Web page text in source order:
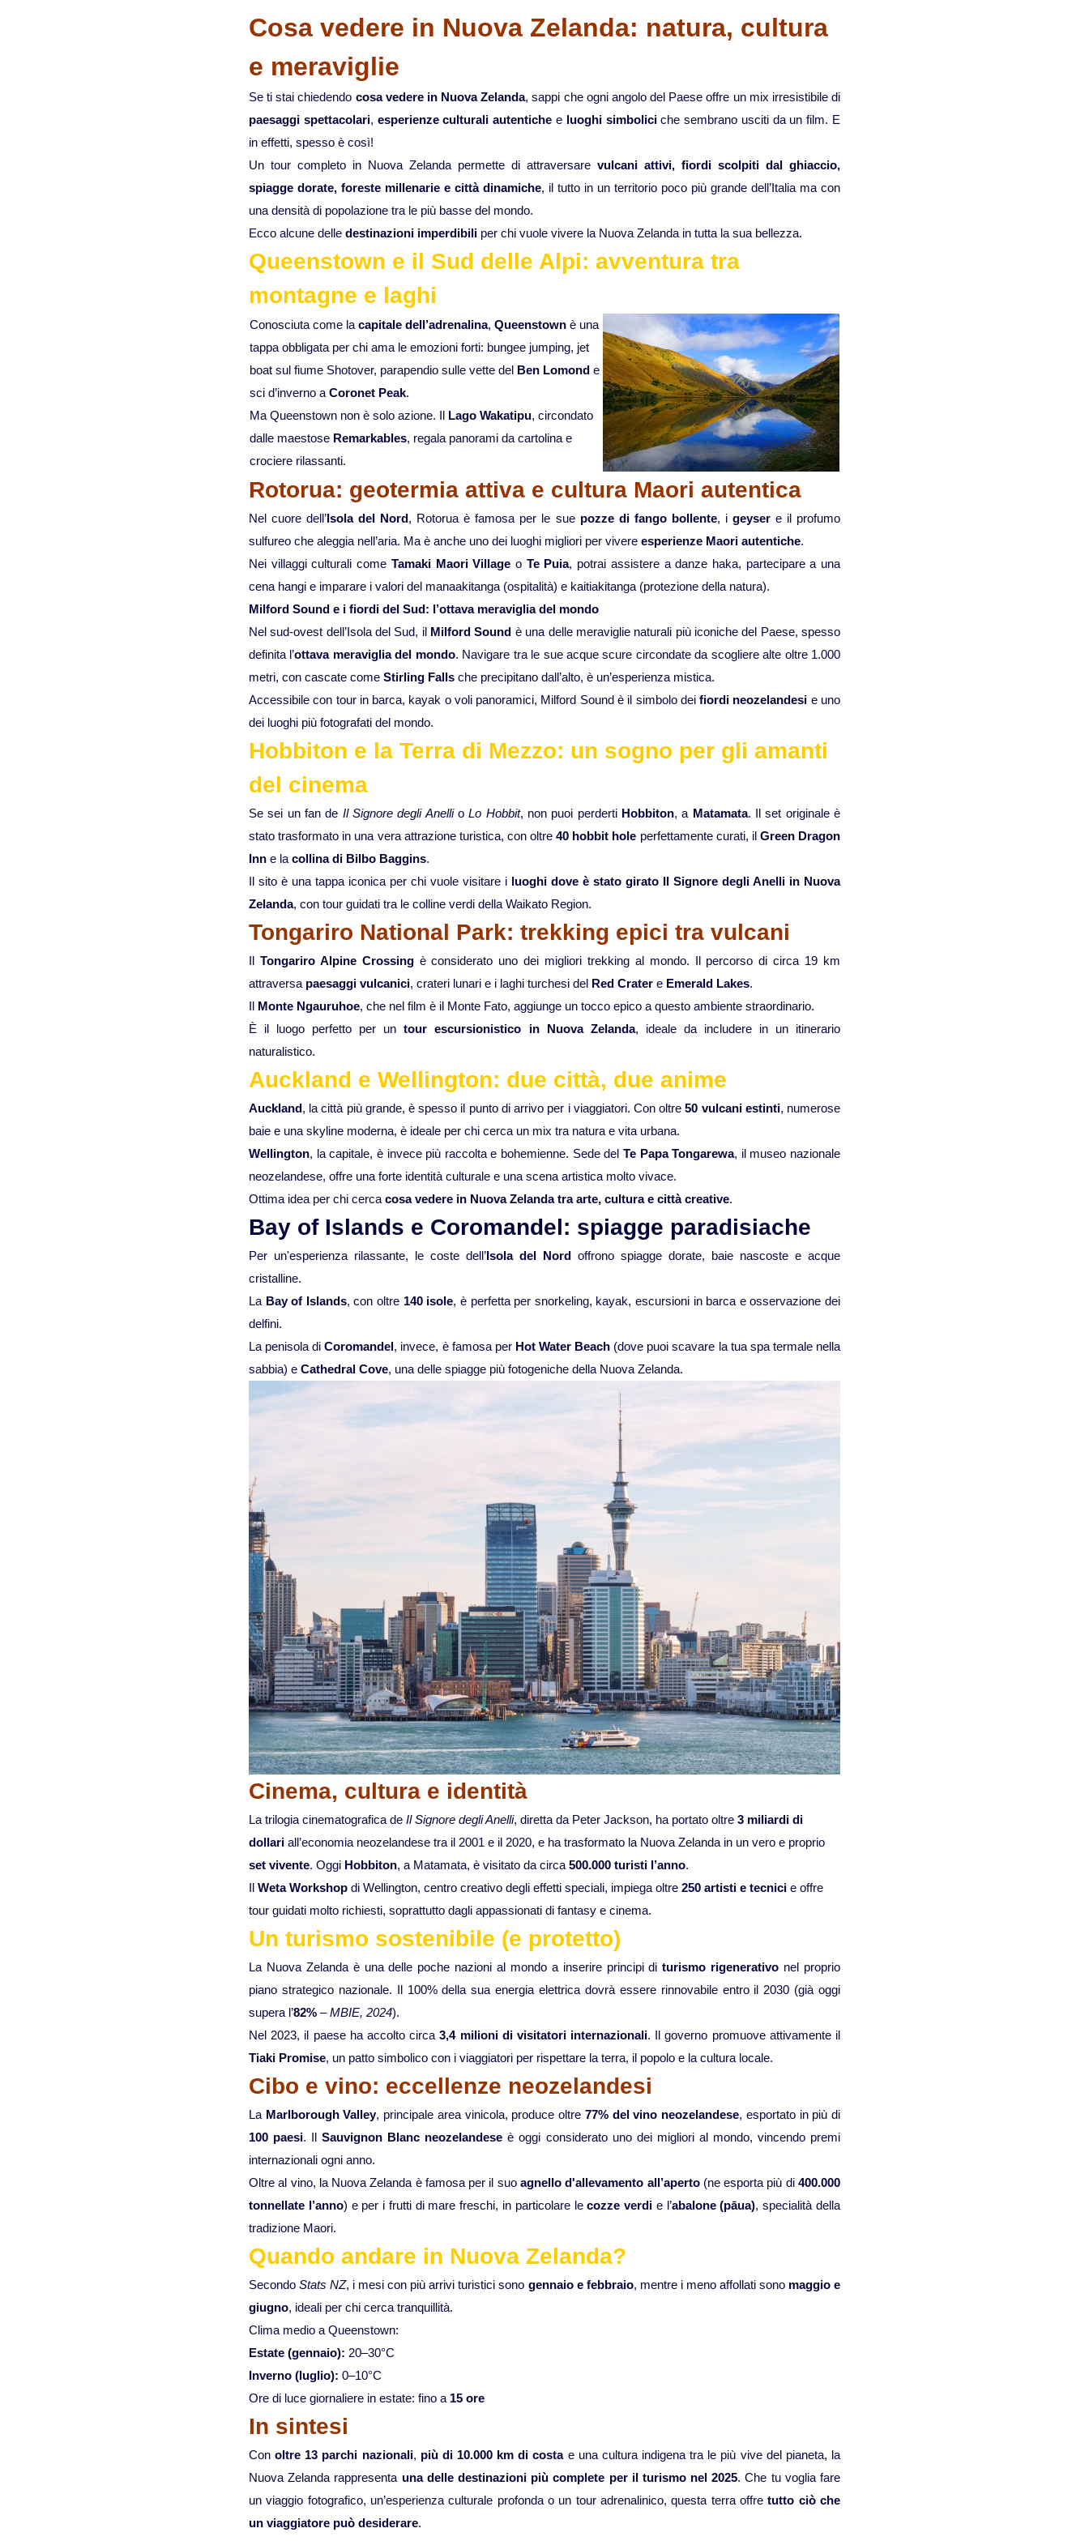
Viaggi in Mauritania
Viaggi in Mozambico e Kruger
Viaggi in Senegal
Viaggi in Kenya
Viaggi in Madagascar
Viaggi in Namibia
Viaggi in Sudafrica
Viaggi in Tanzania
Asia
Viaggi in Kazakistan
Viaggi in Kirghizistan
Viaggi in Mongolia
Viaggi in Nepal Tibet Bhutan
Viaggi in Sri Lanka
Viaggi in Cina
Viaggi in Giappone
Viaggi in Laos
Viaggi in Vietnam
Centro America
Viaggi in Costa Rica
Viaggi in Cuba
Viaggi in Guatemala
Viaggi in Messico
Viaggi in Isole Azzorre Portogallo
Viaggi in Norvegia Lapponia e nord Europa
Viaggi in Arabia Saudita
Viaggi in Oman
Viaggi in Alaska
Viaggi in Isole Cook
Cosa vedere in Nuova Zelanda: natura, cultura
e meraviglie
Se ti stai chiedendo cosa vedere in Nuova Zelanda, sappi che ogni angolo del Paese offre un mix irresistibile di
paesaggi spettacolari, esperienze culturali autentiche e luoghi simboliciche sembrano usciti da un film. E
in effetti, spesso è così!
Un tour completo in Nuova Zelanda permette di attraversare vulcani attivi, fiordi scolpiti dal ghiaccio,
spiagge dorate, foreste millenarie e città dinamiche, il tutto in un territorio poco più grande dell’Italia ma con
una densità di popolazione tra le più basse del mondo.
Ecco alcune delle destinazioni imperdibili per chi vuole vivere la Nuova Zelanda in tutta la sua bellezza.
Queenstown e il Sud delle Alpi: avventura tra
montagne e laghi
Conosciuta come la capitale dell’adrenalina, Queenstown è una
tappa obbligata per chi ama le emozioni forti: bungee jumping, jet
boat sul fiume Shotover, parapendio sulle vette del Ben Lomond e
sci d’inverno a Coronet Peak.
Ma Queenstown non è solo azione. Il Lago Wakatipu, circondato
dalle maestose Remarkables, regala panorami da cartolina e
crociere rilassanti.
Rotorua: geotermia attiva e cultura Maori autentica
Nel cuore dell’Isola del Nord, Rotorua è famosa per le sue pozze di fango bollente, i geysere il profumo
sulfureo che aleggia nell’aria. Ma è anche uno dei luoghi migliori per vivere esperienze Maori autentiche.
Nei villaggi culturali come Tamaki Maori Village o Te Puia, potrai assistere a danze haka, partecipare a una
cena hangi e imparare i valori del manaakitanga (ospitalità) e kaitiakitanga (protezione della natura).
Milford Sound e i fiordi del Sud: l’ottava meraviglia del mondo
Nel sud-ovest dell’Isola del Sud, il Milford Sound è una delle meraviglie naturali più iconiche del Paese, spesso
definita l’ottava meraviglia del mondo. Navigare tra le sue acque scure circondate da scogliere alte oltre 1.000
metri, con cascate come Stirling Falls che precipitano dall’alto, è un’esperienza mistica.
Accessibile con tour in barca, kayak o voli panoramici, Milford Sound è il simbolo deifiordi neozelandesi e uno
dei luoghi più fotografati del mondo.
Hobbiton e la Terra di Mezzo: un sogno per gli amanti
del cinema
Se sei un fan de Il Signore degli AnellioLo Hobbit, non puoi perderti Hobbiton, a Matamata. Il set originale è
stato trasformato in una vera attrazione turistica, con oltre40 hobbit hole perfettamente curati, il Green Dragon
Inn e la collina di Bilbo Baggins.
Il sito è una tappa iconica per chi vuole visitare i luoghi dove è stato girato Il Signore degli Anelli in Nuova
Zelanda, con tour guidati tra le colline verdi della Waikato Region.
Tongariro National Park: trekking epici tra vulcani
Il Tongariro Alpine Crossingè considerato uno dei migliori trekking al mondo. Il percorso di circa 19 km
attraversa paesaggi vulcanici, crateri lunari e i laghi turchesi del Red Crater e Emerald Lakes.
Il Monte Ngauruhoe, che nel film è il Monte Fato, aggiunge un tocco epico a questo ambiente straordinario.
È il luogo perfetto per untour escursionistico in Nuova Zelanda, ideale da includere in un itinerario
naturalistico.
Auckland e Wellington: due città, due anime
Auckland, la città più grande, è spesso il punto di arrivo per i viaggiatori. Con oltre50 vulcani estinti, numerose
baie e una skyline moderna, è ideale per chi cerca un mix tra natura e vita urbana.
Wellington, la capitale, è invece più raccolta e bohemienne. Sede del Te Papa Tongarewa, il museo nazionale
neozelandese, offre una forte identità culturale e una scena artistica molto vivace.
Ottima idea per chi cerca cosa vedere in Nuova Zelanda tra arte, cultura e città creative.
Bay of Islands e Coromandel: spiagge paradisiache
Per un'esperienza rilassante, le coste dell’Isola del Nord offrono spiagge dorate, baie nascoste e acque
cristalline.
La Bay of Islands, con oltre 140 isole, è perfetta per snorkeling, kayak, escursioni in barca e osservazione dei
delfini.
La penisola diCoromandel, invece, è famosa per Hot Water Beach (dove puoi scavare la tua spa termale nella
sabbia) e Cathedral Cove, una delle spiagge più fotogeniche della Nuova Zelanda.
Cinema, cultura e identità
La trilogia cinematografica de Il Signore degli Anelli, diretta da Peter Jackson, ha portato oltre 3 miliardi di
dollari all’economia neozelandese tra il 2001 e il 2020, e ha trasformato la Nuova Zelanda in un vero e proprio
set vivente. Oggi Hobbiton, a Matamata, è visitato da circa 500.000 turisti l’anno.
Il Weta Workshop di Wellington, centro creativo degli effetti speciali, impiega oltre 250 artisti e tecnici e offre
tour guidati molto richiesti, soprattutto dagli appassionati di fantasy e cinema.
Un turismo sostenibile (e protetto)
La Nuova Zelanda è una delle poche nazioni al mondo a inserire principi diturismo rigenerativo nel proprio
piano strategico nazionale. Il 100% della sua energia elettrica dovrà essere rinnovabile entro il 2030 (già oggi
supera l’82% –MBIE, 2024).
Nel 2023, il paese ha accolto circa3,4 milioni di visitatori internazionali. Il governo promuove attivamente il
Tiaki Promise, un patto simbolico con i viaggiatori per rispettare la terra, il popolo e la cultura locale.
Cibo e vino: eccellenze neozelandesi
La Marlborough Valley, principale area vinicola, produce oltre 77% del vino neozelandese, esportato in più di
100 paesi. IlSauvignon Blanc neozelandese è oggi considerato uno dei migliori al mondo, vincendo premi
internazionali ogni anno.
Oltre al vino, la Nuova Zelanda è famosa per il suoagnello d'allevamento all’aperto(ne esporta più di400.000
tonnellate l’anno) e per i frutti di mare freschi, in particolare lecozze verdi e l’abalone (pāua), specialità della
tradizione Maori.
Quando andare in Nuova Zelanda?
SecondoStats NZ, i mesi con più arrivi turistici sono gennaio e febbraio, mentre i meno affollati sono maggio e
giugno, ideali per chi cerca tranquillità.
Clima medio a Queenstown:
Estate (gennaio): 20–30°C
Inverno (luglio): 0–10°C
Ore di luce giornaliere in estate: fino a 15 ore
In sintesi
Conoltre 13 parchi nazionali, più di 10.000 km di costae una cultura indigena tra le più vive del pianeta, la
Nuova Zelanda rappresenta una delle destinazioni più complete per il turismo nel 2025. Che tu voglia fare
un viaggio fotografico, un’esperienza culturale profonda o un tour adrenalinico, questa terra offretutto ciò che
un viaggiatore può desiderare.